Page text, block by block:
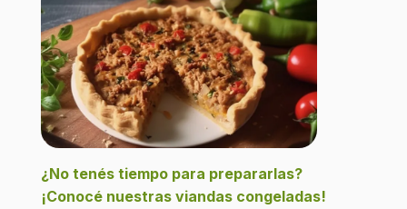
¿No tenés tiempo para prepararlas?
¡Conocé nuestras viandas congeladas!